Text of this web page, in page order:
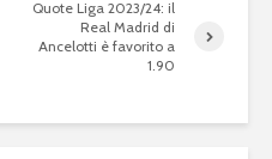
Quote Liga 2023/24: il
Real Madrid di
Ancelotti è favorito a
1.90